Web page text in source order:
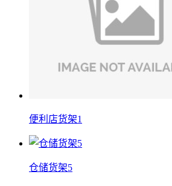
便利店货架1
仓储货架5